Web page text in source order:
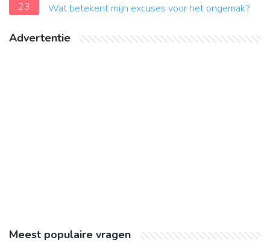
23
Wat betekent mijn excuses voor het ongemak?
Advertentie
Meest populaire vragen